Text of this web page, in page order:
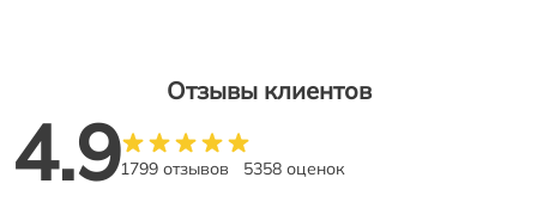
Отзывы клиентов
4.91799 отзывов 5358 оценок